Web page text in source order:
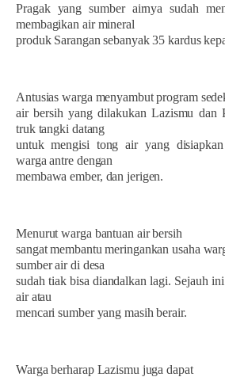
Pragak yang sumber airnya sudah
membagikan air mineral
produk Sarangan sebanyak 35 kardus
Antusias warga menyambut program
air bersih yang dilakukan Lazismu dan
truk tangki datang
untuk mengisi tong air yang
warga antre dengan
membawa ember, dan jerigen.
Menurut warga bantuan air bersih
sangat membantu meringankan usaha
sumber air di desa
sudah tiak bisa diandalkan lagi. Sejauh
air atau
mencari sumber yang masih berair.
Warga berharap Lazismu juga dapat